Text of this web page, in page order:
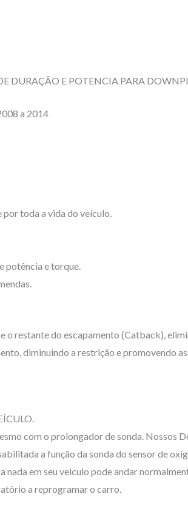
DURAÇÃO E POTENCIA PARA
a 2014
por toda a vida do veículo.
potência e torque.
o restante do escapamento (Catback),
diminuindo a restrição e promovendo
com o prolongador de sonda. Nossos
a função da sonda do sensor de
nada em seu veiculo pode andar
a reprogramar o carro.